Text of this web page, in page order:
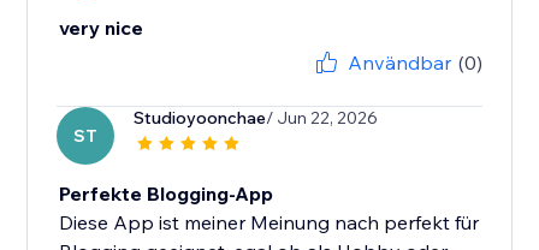
very nice
Användbar (0)
ST
Studioyoonchae/ Jun 22, 2026
Perfekte Blogging-App
Diese App ist meiner Meinung nach perfekt für